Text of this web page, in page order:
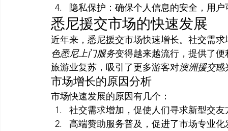
隐私保护：确保个人信息的安全，用
悉尼援交市场的快速发展
近年来，悉尼援交市场快速增长。社交需
色悉尼上门服务变得越来越流行，提供了
旅游业复苏，吸引了更多游客对澳洲援交感
市场增长的原因分析
市场快速发展的原因有几个：
社交需求增加，促使人们寻求新型交友
高端赞助服务普及，促进了市场专业化